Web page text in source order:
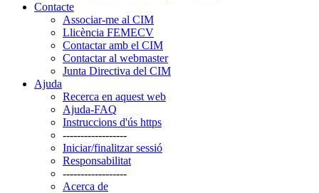
Contacte
Associar-me al CIM
Llicència FEMECV
Contactar amb el CIM
Contactar al webmaster
Junta Directiva del CIM
Ajuda
Recerca en aquest web
Ajuda-FAQ
Instruccions d'ús https
------------------
Iniciar/finalitzar sessió
Responsabilitat
------------------
Acerca de